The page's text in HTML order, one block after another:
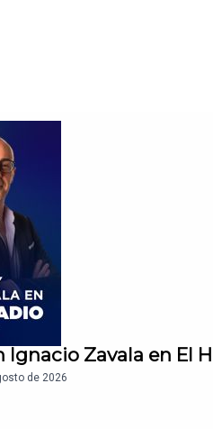
Ignacio Zavala en El
de 2026